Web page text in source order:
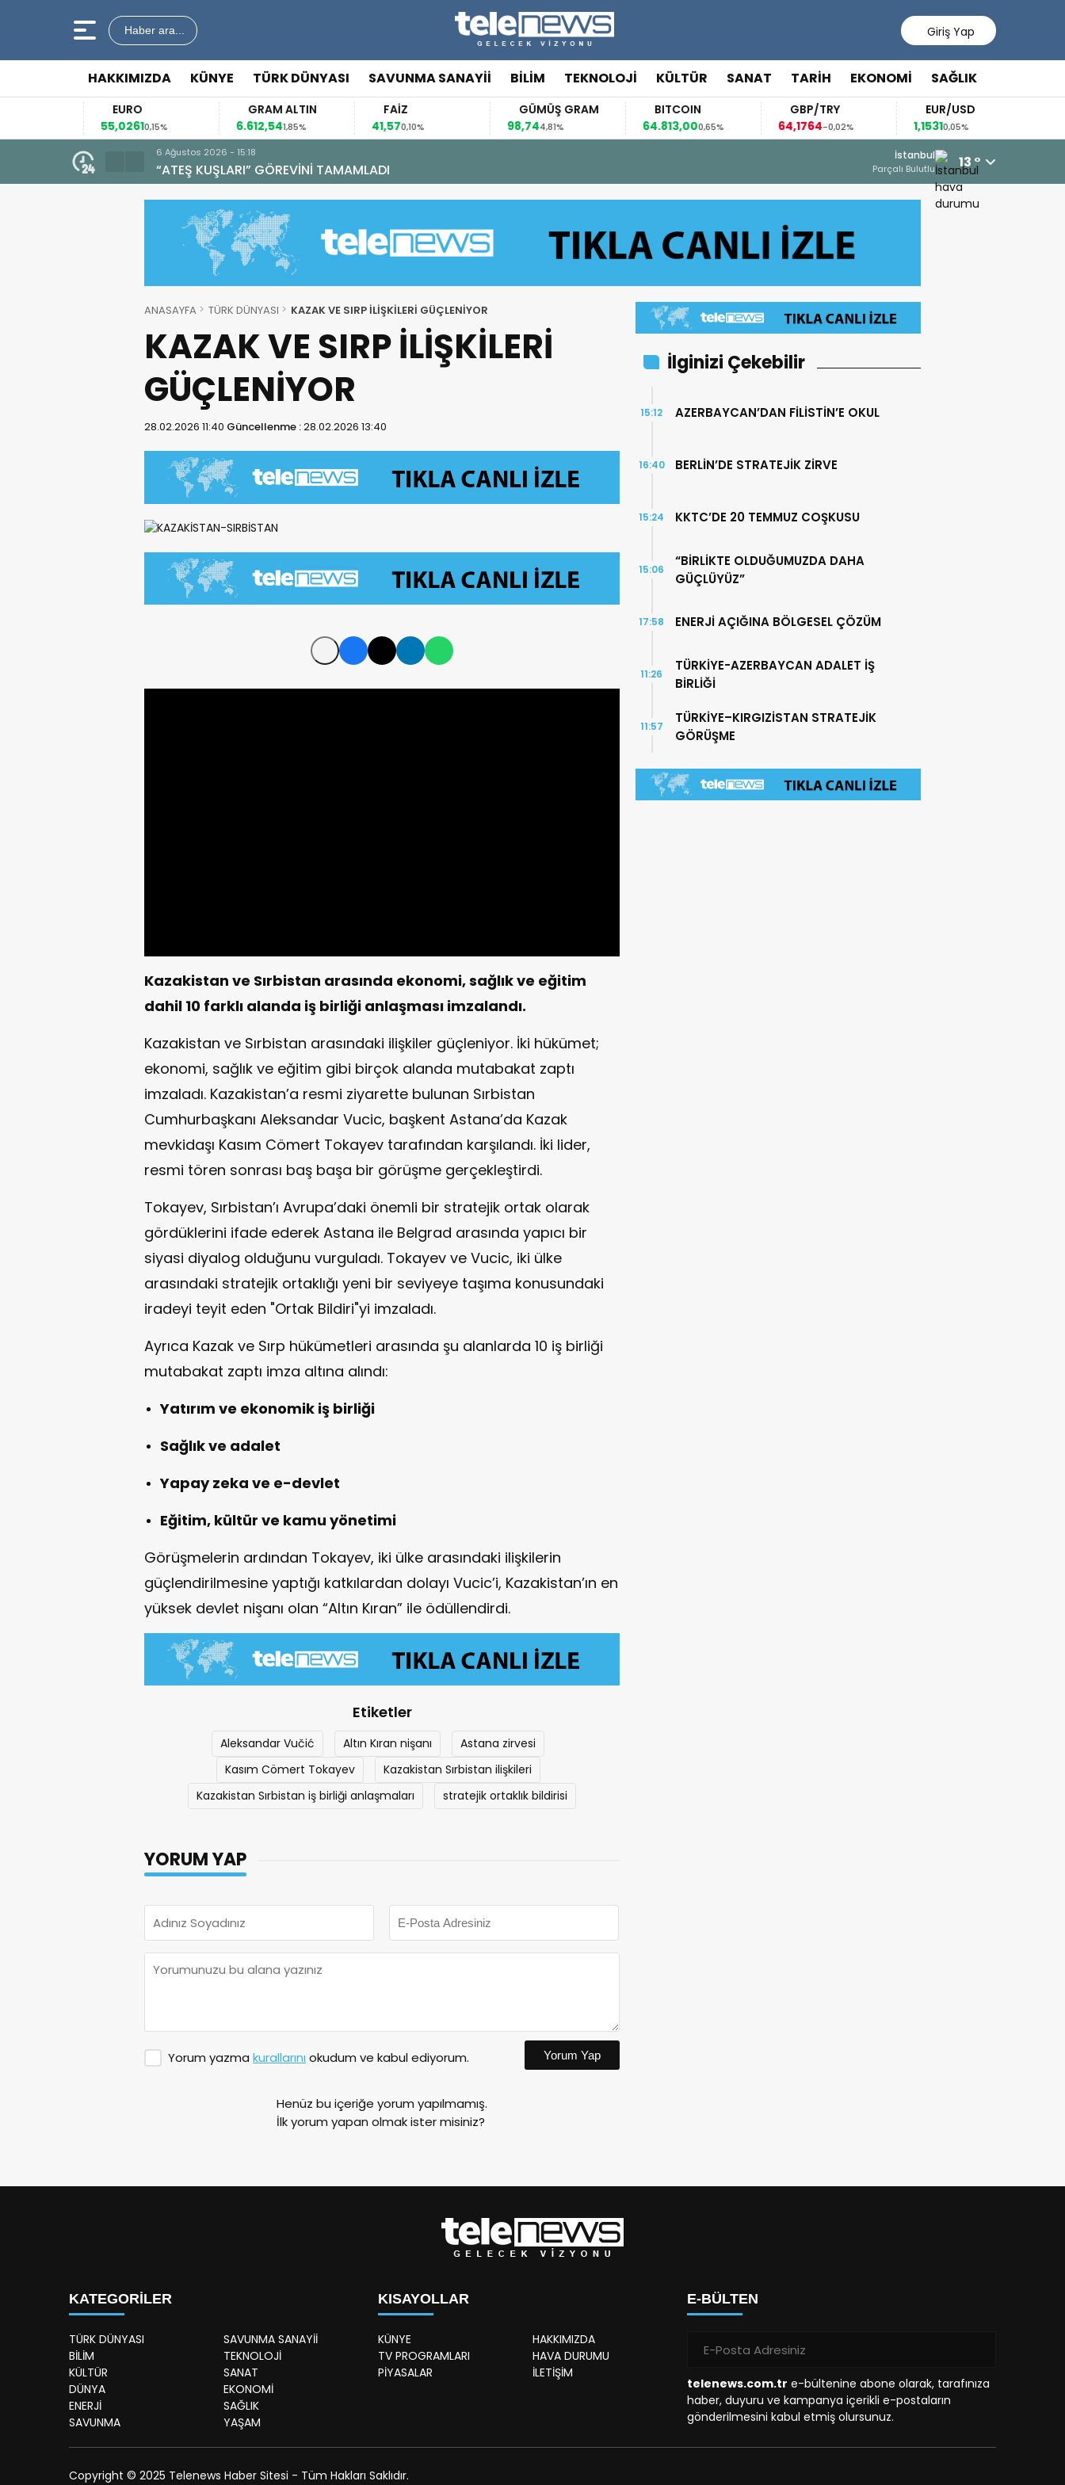
Haber ara... Giriş Yap
HAKKIMIZDA KÜNYE TÜRK DÜNYASI SAVUNMA SANAYİİ BİLİM TEKNOLOJİ KÜLTÜR SANAT TARİH EKONOMİ SAĞLIK
EURO
55,02610,15%
GRAM ALTIN
6.612,541,85%
41,570,10%
GÜMÜŞ GRAM
98,744,81%
BITCOIN
64.813,000,65%
GBP/TRY
64,1764-0,02%
EUR/USD
1,15310,05%
6 Ağustos 2026 - 15:18
“ATEŞ KUŞLARI” GÖREVİNİ TAMAMLADI
6 Ağustos 2026 - 15:12
AZERBAYCAN’DAN FİLİSTİN’E OKUL
İstanbul
Parçalı Bulutlu 13 °
ANASAYFA TÜRK DÜNYASI KAZAK VE SIRP İLİŞKİLERİ GÜÇLENİYOR
KAZAK VE SIRP İLİŞKİLERİ
GÜÇLENİYOR
28.02.2026 11:40 Güncellenme :28.02.2026 13:40
Kazakistan ve Sırbistan arasında ekonomi, sağlık ve eğitim
dahil 10 farklı alanda iş birliği anlaşması imzalandı.
Kazakistan ve Sırbistan arasındaki ilişkiler güçleniyor. İki hükümet;
ekonomi, sağlık ve eğitim gibi birçok alanda mutabakat zaptı
imzaladı. Kazakistan’a resmi ziyarette bulunan Sırbistan
Cumhurbaşkanı Aleksandar Vucic, başkent Astana’da Kazak
mevkidaşı Kasım Cömert Tokayev tarafından karşılandı. İki lider,
resmi tören sonrası baş başa bir görüşme gerçekleştirdi.
Tokayev, Sırbistan’ı Avrupa’daki önemli bir stratejik ortak olarak
gördüklerini ifade ederek Astana ile Belgrad arasında yapıcı bir
siyasi diyalog olduğunu vurguladı. Tokayev ve Vucic, iki ülke
arasındaki stratejik ortaklığı yeni bir seviyeye taşıma konusundaki
iradeyi teyit eden "Ortak Bildiri"yi imzaladı.
Ayrıca Kazak ve Sırp hükümetleri arasında şu alanlarda 10 iş birliği
mutabakat zaptı imza altına alındı:
Yatırım ve ekonomik iş birliği
Sağlık ve adalet
Yapay zeka ve e-devlet
Eğitim, kültür ve kamu yönetimi
Görüşmelerin ardından Tokayev, iki ülke arasındaki ilişkilerin
güçlendirilmesine yaptığı katkılardan dolayı Vucic’i, Kazakistan’ın en
yüksek devlet nişanı olan “Altın Kıran” ile ödüllendirdi.
Etiketler
Aleksandar Vučić Altın Kıran nişanı
Astana zirvesi
Kasım Cömert Tokayev
Kazakistan Sırbistan ilişkileri
Kazakistan Sırbistan iş birliği anlaşmaları
stratejik ortaklık bildirisi
YORUM YAP
Yorum yazma kurallarını okudum ve kabul ediyorum. Yorum Yap
Henüz bu içeriğe yorum yapılmamış.
İlk yorum yapan olmak ister misiniz?
İlginizi Çekebilir
AZERBAYCAN’DAN FİLİSTİN’E OKUL
15:12
BERLİN’DE STRATEJİK ZİRVE
16:40
KKTC’DE 20 TEMMUZ COŞKUSU
15:24
“BİRLİKTE OLDUĞUMUZDA DAHA
GÜÇLÜYÜZ”
15:06
ENERJİ AÇIĞINA BÖLGESEL ÇÖZÜM
17:58
TÜRKİYE-AZERBAYCAN ADALET İŞ
BİRLİĞİ
11:26
TÜRKİYE–KIRGIZİSTAN STRATEJİK
GÖRÜŞME
11:57
KATEGORİLER
TÜRK DÜNYASI
SAVUNMA SANAYİİ
BİLİM
TEKNOLOJİ
KÜLTÜR
SANAT
DÜNYA
EKONOMİ
ENERJİ
SAĞLIK
SAVUNMA
YAŞAM
KISAYOLLAR
KÜNYE
HAKKIMIZDA
TV PROGRAMLARI
HAVA DURUMU
PİYASALAR
İLETİŞİM
E-BÜLTEN
telenews.com.tr e-bültenine abone olarak, tarafınıza
haber, duyuru ve kampanya içerikli e-postaların
gönderilmesini kabul etmiş olursunuz.
Copyright © 2025 Telenews Haber Sitesi - Tüm Hakları Saklıdır.